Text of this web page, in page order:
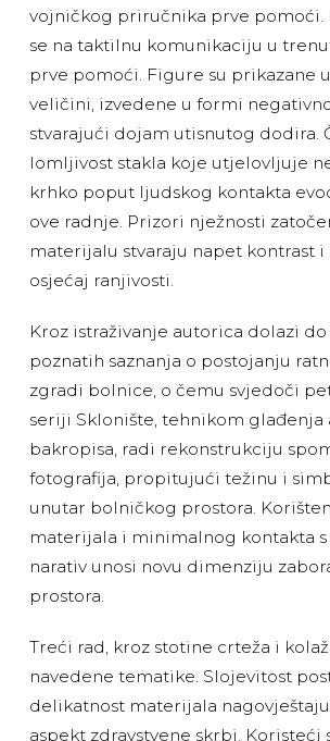
vojničkog priručnika prve pomoći.
se na taktilnu komunikaciju u
prve pomoći. Figure su prikazane
veličini, izvedene u formi
stvarajući dojam utisnutog dodira.
lomljivost stakla koje utjelovljuje
krhko poput ljudskog kontakta
ove radnje. Prizori nježnosti
materijalu stvaraju napet kontrast
osjećaj ranjivosti.
Kroz istraživanje autorica dolazi
poznatih saznanja o postojanju
zgradi bolnice, o čemu svjedoči
seriji Sklonište, tehnikom glađenja
bakropisa, radi rekonstrukciju
fotografija, propitujući težinu i
unutar bolničkog prostora.
materijala i minimalnog kontakta
narativ unosi novu dimenziju
prostora.
Treći rad, kroz stotine crteža i
navedene tematike. Slojevitost
delikatnost materijala
aspekt zdravstvene skrbi. Koristeći